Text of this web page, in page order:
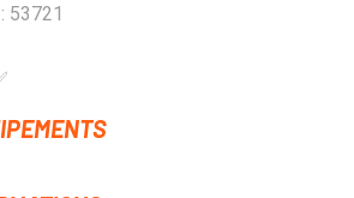
53721